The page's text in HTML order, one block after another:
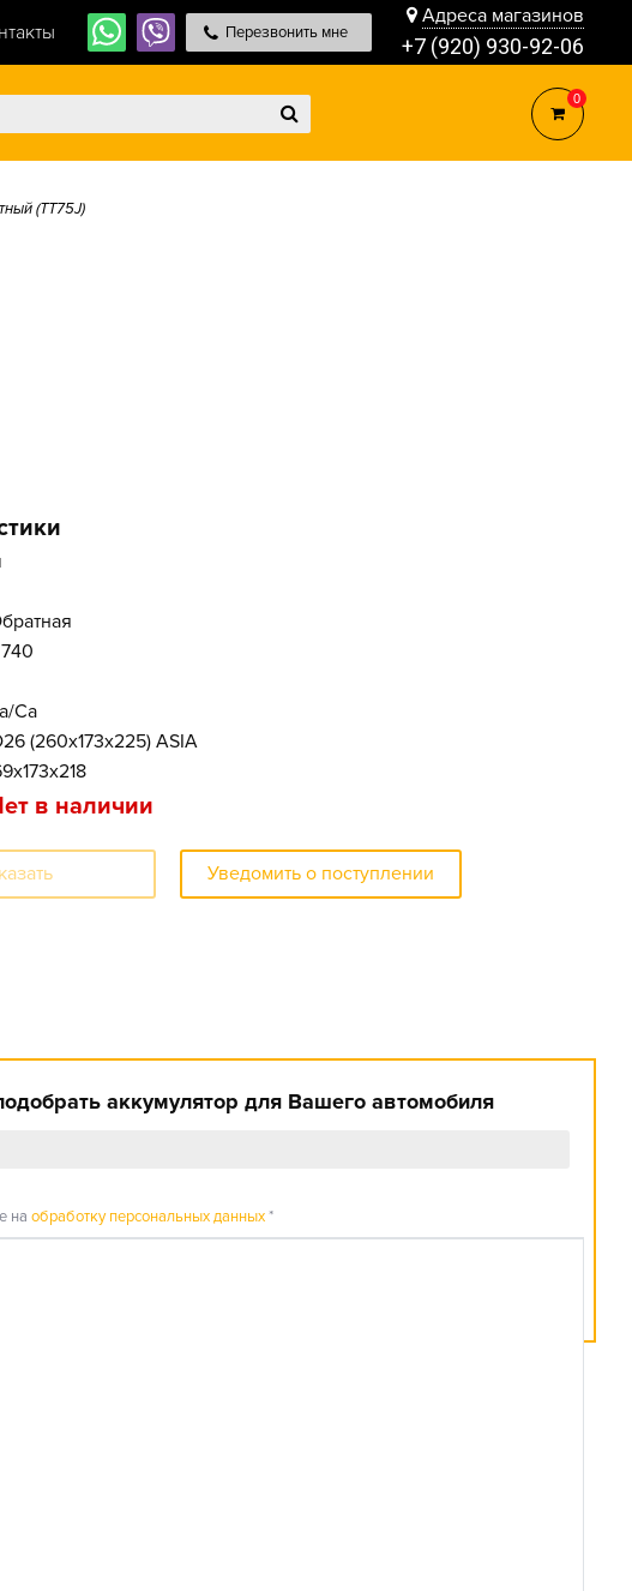
Перезвонить мне
Адреса магазинов
+7 (920) 930-92-06
0
(TT75J)
Ca
(260x173x225) ASIA
в наличии
Уведомить о поступлении
аккумулятор для Вашего автомобиля
на обработку персональных данных*